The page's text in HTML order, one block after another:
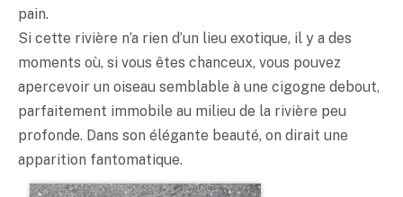
pain.
Si cette rivière n’a rien d’un lieu exotique, il y a des
moments où, si vous êtes chanceux, vous pouvez
apercevoir un oiseau semblable à une cigogne debout,
parfaitement immobile au milieu de la rivière peu
profonde. Dans son élégante beauté, on dirait une
apparition fantomatique.